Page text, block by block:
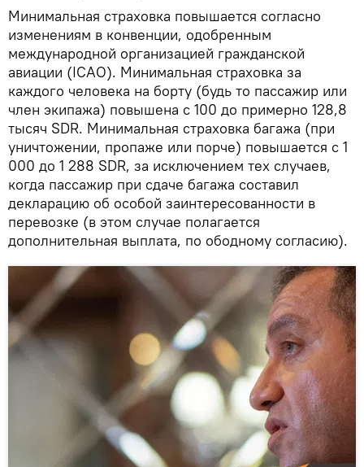
Минимальная страховка повышается согласно
изменениям в конвенции, одобренным
международной организацией гражданской
авиации (ICAO). Минимальная страховка за
каждого человека на борту (будь то пассажир или
член экипажа) повышена с 100 до примерно 128,8
тысяч SDR. Минимальная страховка багажа (при
уничтожении, пропаже или порче) повышается с 1
000 до 1 288 SDR, за исключением тех случаев,
когда пассажир при сдаче багажа составил
декларацию об особой заинтересованности в
перевозке (в этом случае полагается
дополнительная выплата, по ободному согласию).